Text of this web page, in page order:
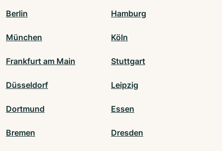
Berlin Hamburg
München Köln
Frankfurt am Main Stuttgart
Düsseldorf Leipzig
Dortmund Essen
Bremen Dresden